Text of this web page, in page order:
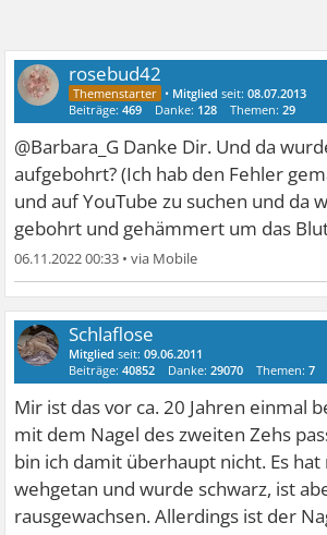
rosebud42
• Mitglied seit:08.07.2013
Beiträge:469 Danke: 128 Themen:29
@Barbara_G Danke Dir. Und da
aufgebohrt? (Ich hab den Fehler
und auf YouTube zu suchen und da
gebohrt und gehämmert um das
06.11.2022 00:33 •
Schlaflose
Mitglied seit:09.06.2011
Beiträge:40852 Danke:29070 Themen:7
Mir ist das vor ca. 20 Jahren einmal
mit dem Nagel des zweiten Zehs
bin ich damit überhaupt nicht. Es
wehgetan und wurde schwarz, ist
rausgewachsen. Allerdings ist der